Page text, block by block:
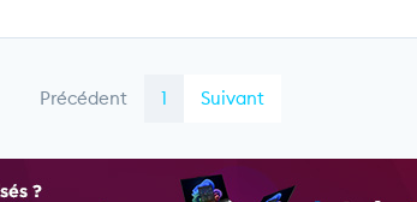
Précédent 1 Suivant